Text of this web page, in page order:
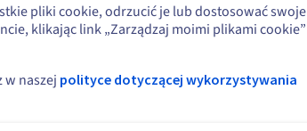
pliki cookie, odrzucić je lub dostosować swoje
klikając link „Zarządzaj moimi plikami cookie”
w naszej polityce dotyczącej wykorzystywania